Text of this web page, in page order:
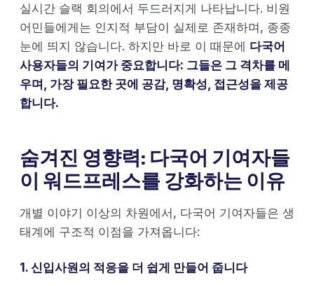
실시간 슬랙 회의에서 두드러지게 나타납니다. 비원
어민들에게는 인지적 부담이 실제로 존재하며, 종종
눈에 띄지 않습니다. 하지만 바로 이 때문에 다국어
사용자들의 기여가 중요합니다: 그들은 그 격차를 메
우며, 가장 필요한 곳에 공감, 명확성, 접근성을 제공
합니다.
숨겨진 영향력: 다국어 기여자들
이 워드프레스를 강화하는 이유
개별 이야기 이상의 차원에서, 다국어 기여자들은 생
태계에 구조적 이점을 가져옵니다:
1. 신입사원의 적응을 더 쉽게 만들어 줍니다